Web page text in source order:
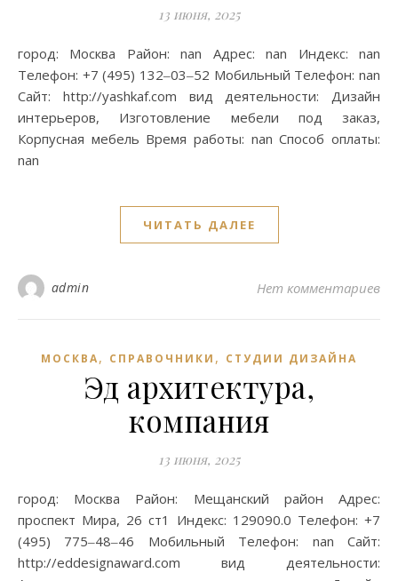
13 июня, 2025
город: Москва Район: nan Адрес: nan Индекс: nan
Телефон: +7 (495) 132‒03‒52 Мобильный Телефон: nan
Сайт: http://yashkaf.com вид деятельности: Дизайн
интерьеров, Изготовление мебели под заказ,
Корпусная мебель Время работы: nan Способ оплаты:
nan
ЧИТАТЬ ДАЛЕЕ
admin Нет комментариев
МОСКВА, СПРАВОЧНИКИ , СТУДИИ ДИЗАЙНА
Эд архитектура,
компания
13 июня, 2025
город: Москва Район: Мещанский район Адрес:
проспект Мира, 26 ст1 Индекс: 129090.0 Телефон: +7
(495) 775‒48‒46 Мобильный Телефон: nan Сайт:
http://eddesignaward.com вид деятельности: